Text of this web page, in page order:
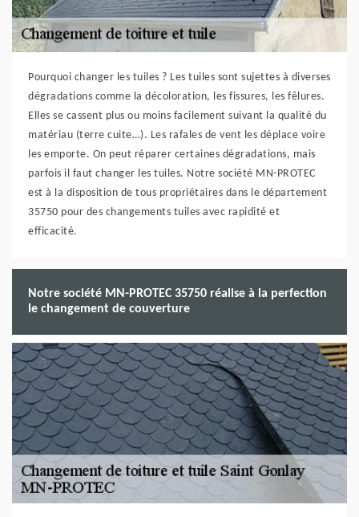
Pourquoi changer les tuiles ? Les tuiles sont sujettes à diverses
dégradations comme la décoloration, les fissures, les fêlures.
Elles se cassent plus ou moins facilement suivant la qualité du
matériau (terre cuite…). Les rafales de vent les déplace voire
les emporte. On peut réparer certaines dégradations, mais
parfois il faut changer les tuiles. Notre société MN-PROTEC
est à la disposition de tous propriétaires dans le département
35750 pour des changements tuiles avec rapidité et
efficacité.
Notre société MN-PROTEC 35750 réalise à la perfection
le changement de couverture